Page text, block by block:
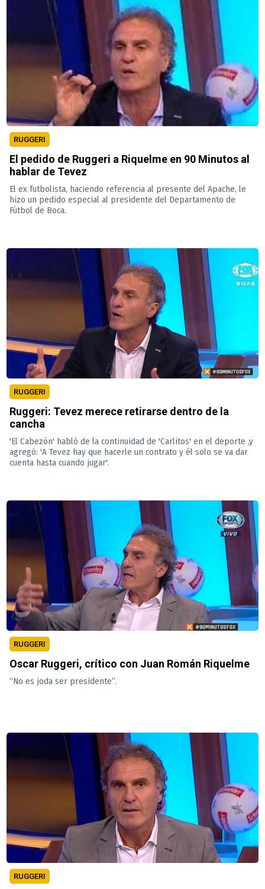
RUGGERI
El pedido de Ruggeri a Riquelme en 90 Minutos al
hablar de Tevez
El ex futbolista, haciendo referencia al presente del Apache, le
hizo un pedido especial al presidente del Departamento de
Fútbol de Boca.
RUGGERI
Ruggeri: Tevez merece retirarse dentro de la
cancha
'El Cabezón' habló de la continuidad de 'Carlitos' en el deporte ,y
agregó: 'A Tevez hay que hacerle un contrato y él solo se va dar
cuenta hasta cuando jugar'.
RUGGERI
Oscar Ruggeri, crítico con Juan Román Riquelme
“No es joda ser presidente”.
RUGGERI